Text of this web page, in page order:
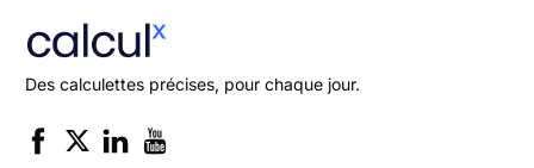
Des calculettes précises, pour chaque jour.